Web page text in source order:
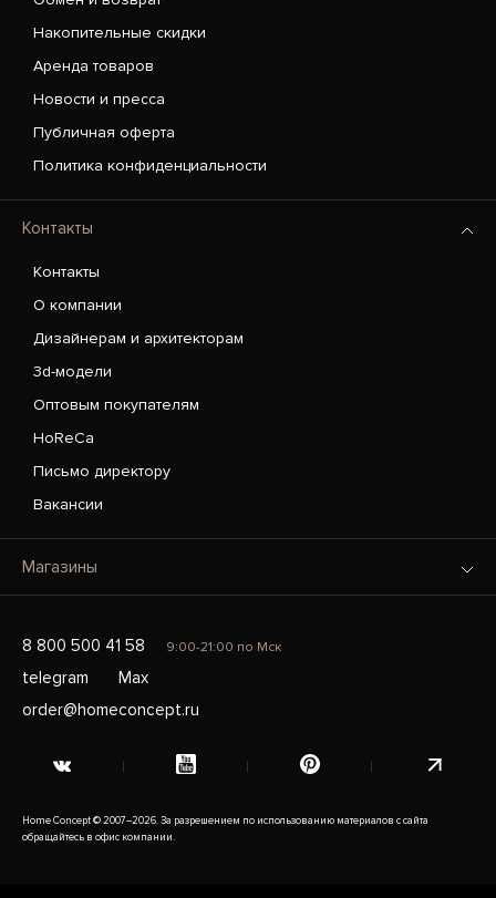
Накопительные скидки
Аренда товаров
Новости и пресса
Публичная оферта
Политика конфиденциальности
Контакты
Контакты
О компании
Дизайнерам и архитекторам
3d-модели
Оптовым покупателям
HoReCa
Письмо директору
Вакансии
Магазины
8 800 500 41 58 9:00-21:00 по Мск
telegram
Max
order@homeconcept.ru
Home Concept © 2007–2026. За разрешением по использованию материалов с сайта
обращайтесь в офис компании.